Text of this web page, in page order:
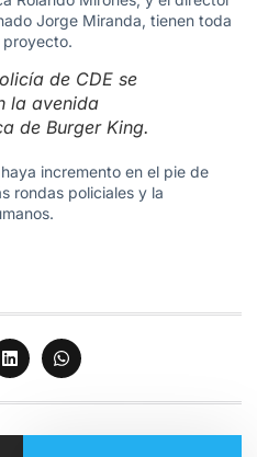
Jorge Miranda, tienen toda
proyecto.
de CDE se
la avenida
de Burger King.
incremento en el pie de
rondas policiales y la